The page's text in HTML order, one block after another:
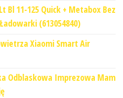
Bl 11-125 Quick + Metabox Bez
(613054840)
Xiaomi Smart Air
Odblaskowa Imprezowa Mam